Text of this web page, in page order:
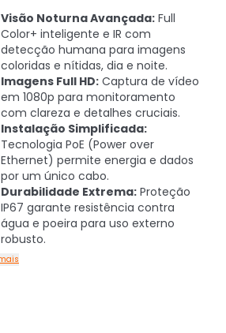
Visão Noturna Avançada: Full
Color+ inteligente e IR com
detecção humana para imagens
coloridas e nítidas, dia e noite.
Imagens Full HD: Captura de vídeo
em 1080p para monitoramento
com clareza e detalhes cruciais.
Instalação Simplificada:
Tecnologia PoE (Power over
Ethernet) permite energia e dados
por um único cabo.
Durabilidade Extrema: Proteção
IP67 garante resistência contra
água e poeira para uso externo
robusto.